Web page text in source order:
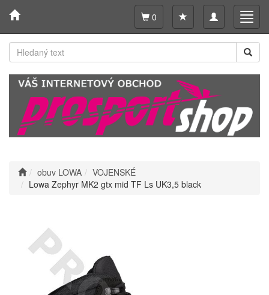
Toggle
navigation
0
obuv LOWA
VOJENSKÉ
Lowa Zephyr MK2 gtx mid TF Ls UK3,5 black